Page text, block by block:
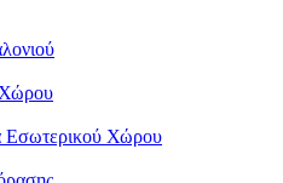
Εσωτερικού Χώρου